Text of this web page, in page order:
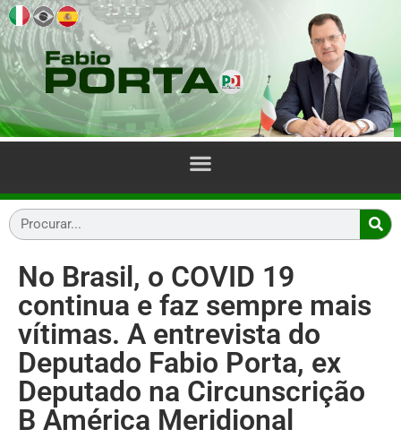
No Brasil, o COVID 19
continua e faz sempre mais
vítimas. A entrevista do
Deputado Fabio Porta, ex
Deputado na Circunscrição
B América Meridional